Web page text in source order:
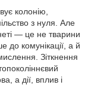
колонію,
з нуля. Але
— це не тварини
до комунікації, а й
Зіткнення
а дії, вплив і